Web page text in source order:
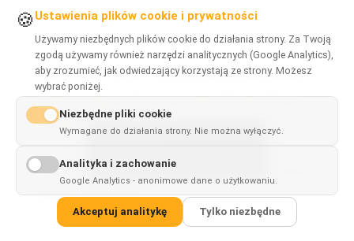
podczas przejścia.
Zostań przy Formik i Yup, gdy istniejąca baza kodu
jest na nich ustandaryzowana i stabilna. Sięgnij po
React Hook Form i Zod w nowych aplikacjach
renderowania i ujednolicić walidację oraz typy pod
jednym schematem.
available inEnglish
🍪 Ustawienia plików cookie i prywatności
Używamy niezbędnych plików cookie do działania strony. Za Twoją
zgodą używamy również narzędzi analitycznych (Google Analytics),
aby zrozumieć, jak odwiedzający korzystają ze strony. Możesz
wybrać poniżej.
Niezbędne pliki cookie
Wymagane do działania strony. Nie można wyłączyć.
Analityka i zachowanie
Google Analytics - anonimowe dane o użytkowaniu.
Akceptuj analitykę Tylko niezbędne